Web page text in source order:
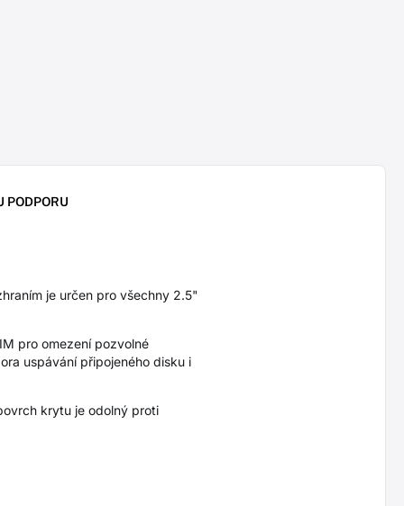
PODPORU
je určen pro všechny 2.5"
pro omezení pozvolné
uspávání připojeného disku i
krytu je odolný proti